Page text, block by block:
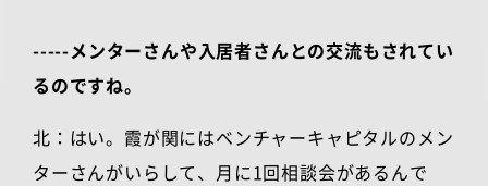
-----メンターさんや入居者さんとの交流もされてい
るのですね。
北：はい。霞が関にはベンチャーキャピタルのメン
ターさんがいらして、月に1回相談会があるんで